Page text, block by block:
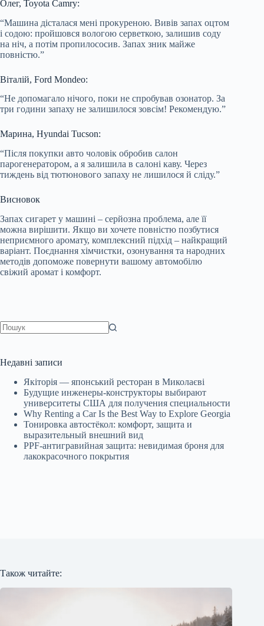
Олег, Toyota Camry:
“Машина дісталася мені прокуреною. Вивів запах оцтом
і содою: пройшовся вологою серветкою, залишив соду
на ніч, а потім пропилососив. Запах зник майже
повністю.”
Віталій, Ford Mondeo:
“Не допомагало нічого, поки не спробував озонатор. За
три години запаху не залишилося зовсім! Рекомендую.”
Марина, Hyundai Tucson:
“Після покупки авто чоловік обробив салон
парогенератором, а я залишила в салоні каву. Через
тиждень від тютюнового запаху не лишилося й сліду.”
Висновок
Запах сигарет у машині – серйозна проблема, але її
можна вирішити. Якщо ви хочете повністю позбутися
неприємного аромату, комплексний підхід – найкращий
варіант. Поєднання хімчистки, озонування та народних
методів допоможе повернути вашому автомобілю
свіжий аромат і комфорт.
Недавні записи
Якіторія — японський ресторан в Миколаєві
Будущие инженеры‑конструкторы выбирают
университеты США для получения специальности
Why Renting a Car Is the Best Way to Explore Georgia
Тонировка автостёкол: комфорт, защита и
выразительный внешний вид
PPF-антигравийная защита: невидимая броня для
лакокрасочного покрытия
Також читайте: